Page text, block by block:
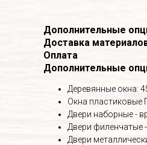
Дополнительные
Доставка
Оплата
Дополнительные
Деревянные окна:
Окна пластиковые
Двери наборные -
Двери филенчатые
Двери